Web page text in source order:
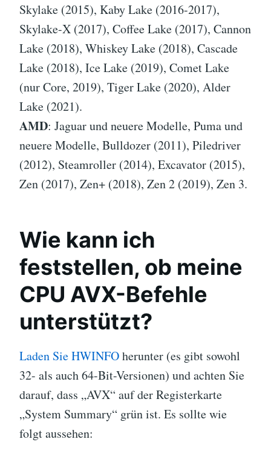
Skylake (2015), Kaby Lake (2016-2017),
Skylake-X (2017), Coffee Lake (2017), Cannon
Lake (2018), Whiskey Lake (2018), Cascade
Lake (2018), Ice Lake (2019), Comet Lake
(nur Core, 2019), Tiger Lake (2020), Alder
Lake (2021).
AMD: Jaguar und neuere Modelle, Puma und
neuere Modelle, Bulldozer (2011), Piledriver
(2012), Steamroller (2014), Excavator (2015),
Zen (2017), Zen+ (2018), Zen 2 (2019), Zen 3.
Wie kann ich
feststellen, ob meine
CPU AVX-Befehle
unterstützt?
Laden Sie HWINFOherunter (es gibt sowohl
32- als auch 64-Bit-Versionen) und achten Sie
darauf, dass „AVX“ auf der Registerkarte
„System Summary“ grün ist. Es sollte wie
folgt aussehen: